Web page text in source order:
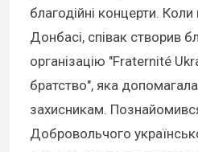
благодійні концерти.
Донбасі, співак створив
організацію "Fraternité
братство", яка
захисникам.
Добровольчого